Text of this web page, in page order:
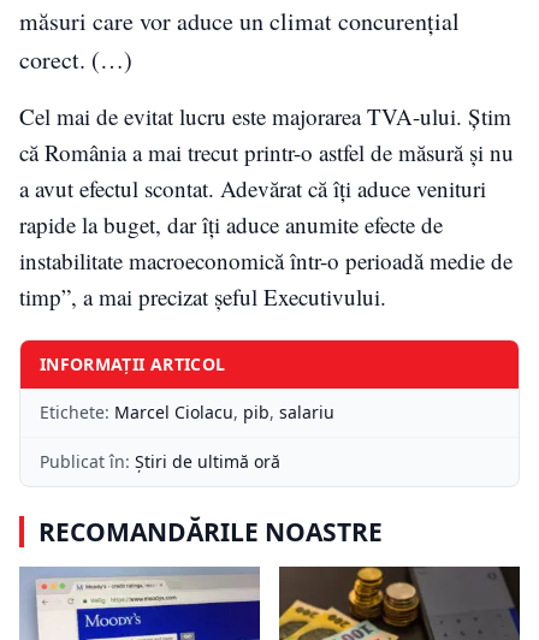
măsuri care vor aduce un climat concurenţial
corect. (…)
Cel mai de evitat lucru este majorarea TVA-ului. Știm
că România a mai trecut printr-o astfel de măsură și nu
a avut efectul scontat. Adevărat că îți aduce venituri
rapide la buget, dar îți aduce anumite efecte de
instabilitate macroeconomică într-o perioadă medie de
timp”, a mai precizat șeful Executivului.
INFORMAȚII ARTICOL
Etichete: Marcel Ciolacu, pib, salariu
Publicat în: Știri de ultimă oră
RECOMANDĂRILE NOASTRE